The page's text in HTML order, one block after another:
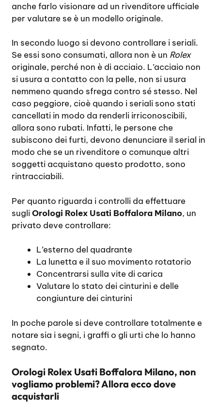
anche farlo visionare ad un rivenditore ufficiale
per valutare se è un modello originale.
In secondo luogo si devono controllare i seriali.
Se essi sono consumati, allora non è un Rolex
originale, perché non è di acciaio. L’acciaio non
si usura a contatto con la pelle, non si usura
nemmeno quando sfrega contro sé stesso. Nel
caso peggiore, cioè quando i seriali sono stati
cancellati in modo da renderli irriconoscibili,
allora sono rubati. Infatti, le persone che
subiscono dei furti, devono denunciare il serial in
modo che se un rivenditore o comunque altri
soggetti acquistano questo prodotto, sono
rintracciabili.
Per quanto riguarda i controlli da effettuare
sugliOrologi Rolex Usati Boffalora Milano, un
privato deve controllare:
L’esterno del quadrante
La lunetta e il suo movimento rotatorio
Concentrarsi sulla vite di carica
Valutare lo stato dei cinturini e delle
congiunture dei cinturini
In poche parole si deve controllare totalmente e
notare sia i segni, i graffi o gli urti che lo hanno
segnato.
Orologi Rolex Usati Boffalora Milano, non
vogliamo problemi? Allora ecco dove
acquistarli